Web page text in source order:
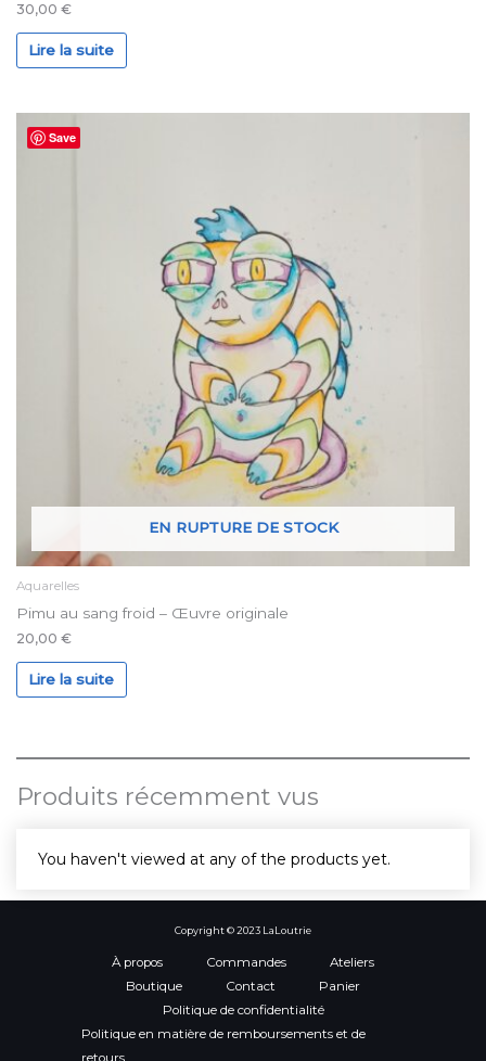
30,00 €
Lire la suite
Save
EN RUPTURE DE STOCK
Aquarelles
Pimu au sang froid – Œuvre originale
20,00 €
Lire la suite
Produits récemment vus
You haven't viewed at any of the products yet.
Copyright © 2023 LaLoutrie
À propos Commandes
Ateliers
Boutique
Contact
Panier
Politique de confidentialité
Politique en matière de remboursements et de
retours